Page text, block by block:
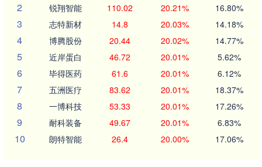
2 锐翔智能 110.02 20.21% 16.80%
3 志特新材 14.8 20.03% 14.18%
4 博腾股份 20.44 20.02% 14.77%
5 近岸蛋白 46.72 20.01% 5.62%
6 毕得医药 61.6 20.01% 6.12%
7 五洲医疗 83.62 20.01% 18.37%
8 一博科技 53.33 20.01% 17.26%
9 耐科装备 49.67 20.01% 6.83%
10 朗特智能 26.4 20.00% 17.06%